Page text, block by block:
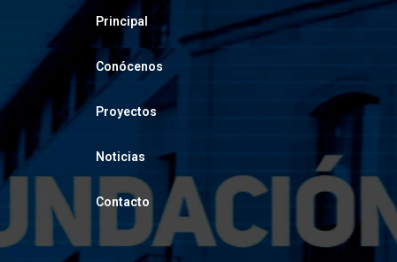
Principal
Conócenos
Proyectos
Noticias
Contacto